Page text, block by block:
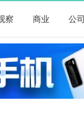
察 商业 公